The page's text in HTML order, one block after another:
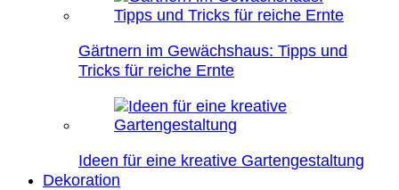
Gärtnern im Gewächshaus: Tipps und
Tricks für reiche Ernte
Ideen für eine kreative Gartengestaltung
Dekoration